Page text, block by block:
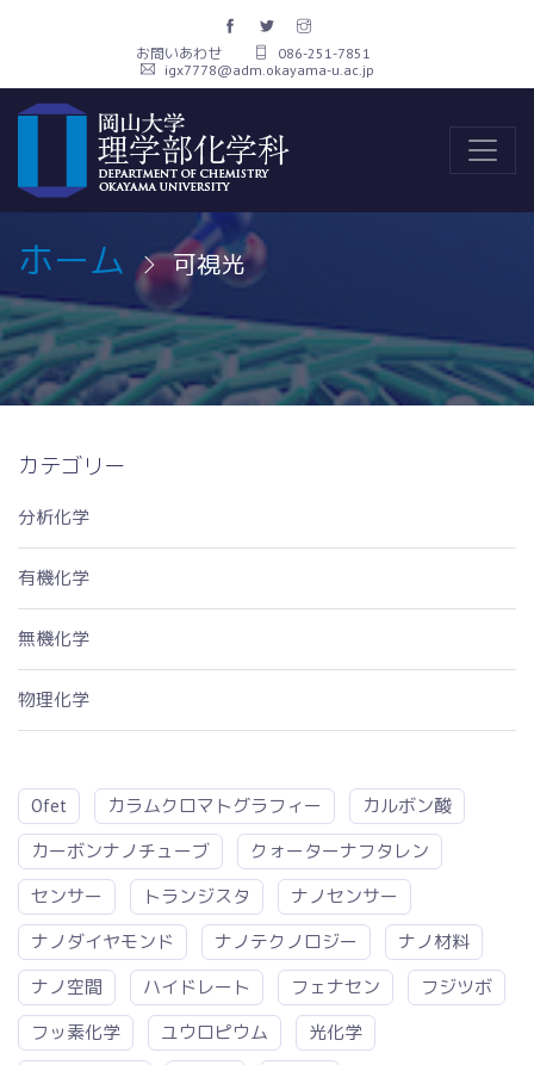
お問いあわせ
086-251-7851
igx7778@adm.okayama-u.ac.jp
ホーム 可視光
カテゴリー
分析化学
有機化学
無機化学
物理化学
Ofet カラムクロマトグラフィー
カルボン酸
カーボンナノチューブ
クォーターナフタレン
センサー
トランジスタ
ナノセンサー
ナノダイヤモンド
ナノテクノロジー
ナノ材料
ナノ空間
ハイドレート フェナセン
フジツボ
フッ素化学
ユウロピウム
光化学